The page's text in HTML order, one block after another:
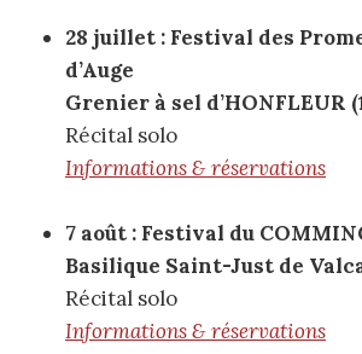
28 juillet : Festival des
d’Auge
Grenier à sel d’HONFLEUR
Récital solo
Informations & réservations
7 août : Festival du
Basilique Saint-Just de
Récital solo
Informations & réservations